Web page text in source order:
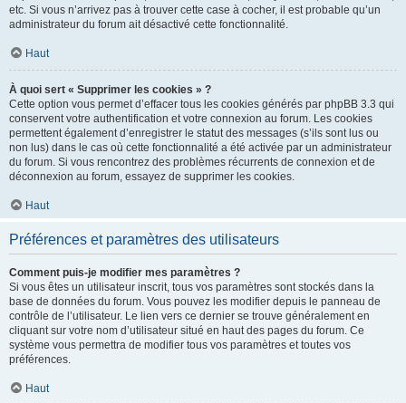
etc. Si vous n’arrivez pas à trouver cette case à cocher, il est probable qu’un
administrateur du forum ait désactivé cette fonctionnalité.
Haut
À quoi sert « Supprimer les cookies » ?
Cette option vous permet d’effacer tous les cookies générés par phpBB 3.3 qui
conservent votre authentification et votre connexion au forum. Les cookies
permettent également d’enregistrer le statut des messages (s’ils sont lus ou
non lus) dans le cas où cette fonctionnalité a été activée par un administrateur
du forum. Si vous rencontrez des problèmes récurrents de connexion et de
déconnexion au forum, essayez de supprimer les cookies.
Haut
Préférences et paramètres des utilisateurs
Comment puis-je modifier mes paramètres ?
Si vous êtes un utilisateur inscrit, tous vos paramètres sont stockés dans la
base de données du forum. Vous pouvez les modifier depuis le panneau de
contrôle de l’utilisateur. Le lien vers ce dernier se trouve généralement en
cliquant sur votre nom d’utilisateur situé en haut des pages du forum. Ce
système vous permettra de modifier tous vos paramètres et toutes vos
préférences.
Haut